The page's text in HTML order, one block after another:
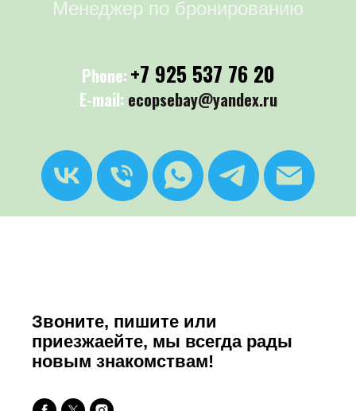
Менеджер по бронированию
Phone: +7 925 537 76 20
E-mail: ecopsebay@yandex.ru
Звоните, пишите или
приезжаейте, мы всегда рады
новым знакомствам!